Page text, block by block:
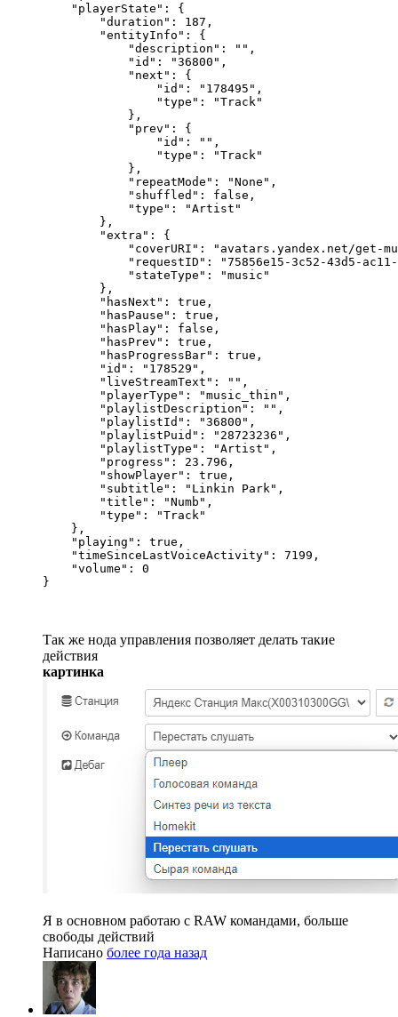
    "playerState": {
        "duration": 187,
        "entityInfo": {
            "description": "",
            "id": "36800",
            "next": {
                "id": "178495",
                "type": "Track"
            },
            "prev": {
                "id": "",
                "type": "Track"
            },
            "repeatMode": "None",
            "shuffled": false,
            "type": "Artist"
        },
        "extra": {
"coverURI": "avatars.yandex.net/get-
"requestID": "75856e15-3c52-43d5-
            "stateType": "music"
        },
        "hasNext": true,
        "hasPause": true,
        "hasPlay": false,
        "hasPrev": true,
        "hasProgressBar": true,
        "id": "178529",
        "liveStreamText": "",
        "playerType": "music_thin",
        "playlistDescription": "",
        "playlistId": "36800",
        "playlistPuid": "28723236",
        "playlistType": "Artist",
        "progress": 23.796,
        "showPlayer": true,
        "subtitle": "Linkin Park",
        "title": "Numb",
        "type": "Track"
    },
    "playing": true,
    "timeSinceLastVoiceActivity": 7199,
    "volume": 0
}
Так же нода управления позволяет делать такие
действия
картинка
Я в основном работаю с RAW командами, больше
свободы действий
Написано более года назад